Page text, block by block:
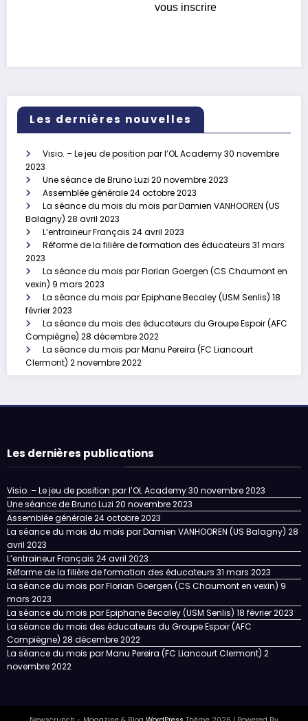
vous inscrire
Les dernières nouvelles
Visio. – Le jeu de position par l’OL Academy30 novembre
2023
Une séance de Bruno Luzi 20 novembre 2023
Assemblée générale24 octobre 2023
La séance du mois du mois par Damien VANHOOREN (US
Balagny) 28 avril 2023
L’entraineur Français 24 avril 2023
Réforme de la filière de formation des éducateurs 31 mars
2023
La séance du mois par Florian Goergen (CS Chaumont en
vexin) 9 mars 2023
La séance du mois par Epiphane Becaley (USM Senlis) 18
février 2023
La séance du mois des éducateurs du Groupe Espoir (AFC
Compiègne) 28 décembre 2022
La séance du mois par Manu Pereira (FC Liancourt
Clermont) 2 novembre 2022
Les dernières publications
Visio. – Le jeu de position par l’OL Academy30 novembre 2023
Une séance de Bruno Luzi 20 novembre 2023
Assemblée générale24 octobre 2023
La séance du mois du mois par Damien VANHOOREN (US Balagny) 28
avril 2023
L’entraineur Français 24 avril 2023
Réforme de la filière de formation des éducateurs 31 mars 2023
La séance du mois par Florian Goergen (CS Chaumont en vexin) 9
mars 2023
La séance du mois par Epiphane Becaley (USM Senlis) 18 février 2023
La séance du mois des éducateurs du Groupe Espoir (AFC
Compiègne) 28 décembre 2022
La séance du mois par Manu Pereira (FC Liancourt Clermont) 2
novembre 2022